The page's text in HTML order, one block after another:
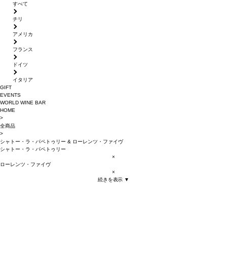
すべて
チリ
アメリカ
フランス
ドイツ
イタリア
GIFT
EVENTS
WORLD WINE BAR
HOME
>
全商品
>
シャトー・ラ・パペトゥリー & ローレンツ・ファイヴ
シャトー・ラ・パペトゥリー
×
ローレンツ・ファイヴ
×
続きを表示 ▼